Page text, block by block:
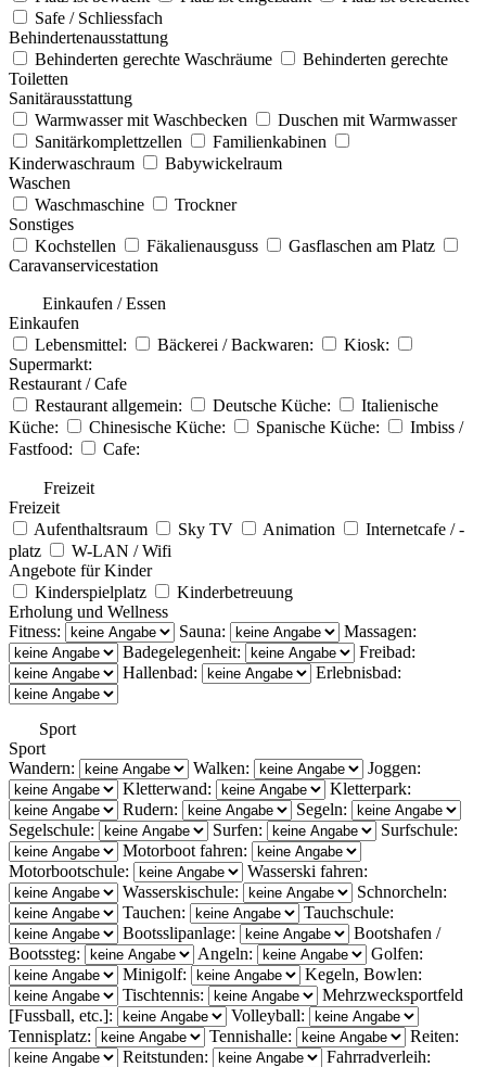
Safe / Schliessfach
Behindertenausstattung
Behinderten gerechte Waschräume
Behinderten gerechte
Toiletten
Sanitärausstattung
Warmwasser mit Waschbecken
Duschen mit Warmwasser
Sanitärkomplettzellen
Familienkabinen
Kinderwaschraum
Babywickelraum
Waschen
Waschmaschine
Trockner
Sonstiges
Kochstellen
Fäkalienausguss
Gasflaschen am Platz
Caravanservicestation
Einkaufen / Essen
Einkaufen
Lebensmittel:
Bäckerei / Backwaren:
Kiosk:
Supermarkt:
Restaurant / Cafe
Restaurant allgemein:
Deutsche Küche:
Italienische
Küche:
Chinesische Küche: Spanische Küche:
Imbiss /
Fastfood:
Cafe:
Freizeit
Freizeit
Aufenthaltsraum
Sky TV Animation
Internetcafe / -
platz
W-LAN / Wifi
Angebote für Kinder
Kinderspielplatz
Kinderbetreuung
Erholung und Wellness
Fitness:
Sauna:
Massagen:
Badegelegenheit:
Freibad:
Hallenbad:
Erlebnisbad:
Sport
Sport
Wandern:
Walken:
Joggen:
Kletterwand:
Kletterpark:
Rudern:
Segeln:
Segelschule:
Surfen:
Surfschule:
Motorboot fahren:
Motorbootschule:
Wasserski fahren:
Wasserskischule:
Schnorcheln:
Tauchen:
Tauchschule:
Bootsslipanlage:
Bootshafen /
Bootssteg:
Angeln:
Golfen:
Minigolf:
Kegeln, Bowlen:
Tischtennis:
Mehrzwecksportfeld
[Fussball, etc.]:
Volleyball:
Tennisplatz:
Tennishalle:
Reiten:
Reitstunden:
Fahrradverleih: